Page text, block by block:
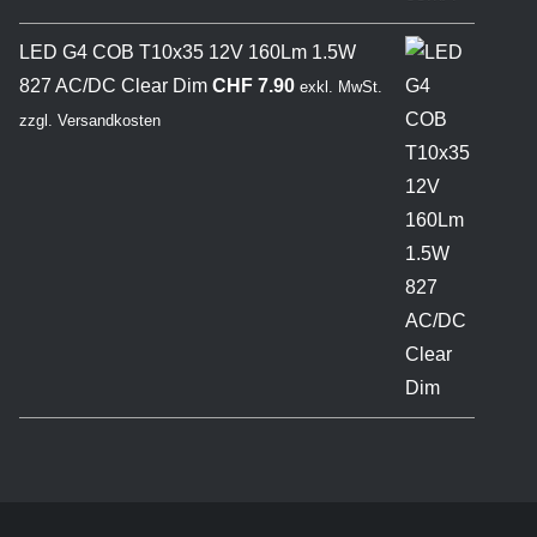
LED G4 COB T10x35 12V 160Lm 1.5W
827 AC/DC Clear Dim CHF7.90 exkl. MwSt.
zzgl. Versandkosten